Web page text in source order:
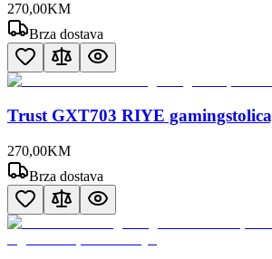
270,00KM
Brza dostava
Trust GXT703 RIYE
270,00KM
Brza dostava